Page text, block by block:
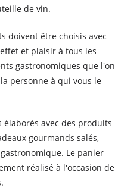
de vin.
doivent être choisis avec
et plaisir à tous les
gastronomiques que l'on
personne à qui vous le
avec des produits
gourmands salés,
Le panier
réalisé à l'occasion de